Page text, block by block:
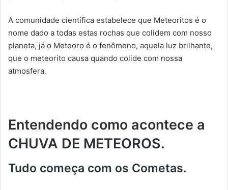
A comunidade científica estabelece que Meteoritos é o
nome dado a todas estas rochas que colidem com nosso
planeta, já o Meteoro é o fenômeno, aquela luz brilhante,
que o meteorito causa quando colide com nossa
atmosfera.
Entendendo como acontece a
CHUVA DE METEOROS.
Tudo começa com os Cometas.